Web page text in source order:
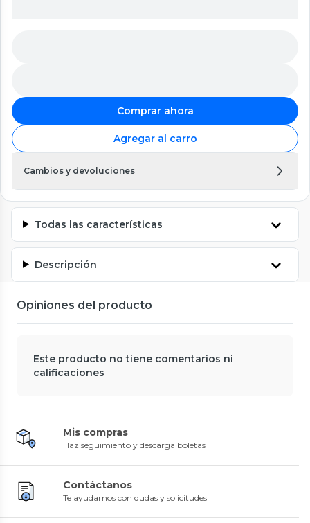
Comprar ahora
Agregar al carro
Cambios y devoluciones
Todas las características
Descripción
Opiniones del producto
Este producto no tiene comentarios ni
calificaciones
Mis compras
Haz seguimiento y descarga boletas
Contáctanos
Te ayudamos con dudas y solicitudes